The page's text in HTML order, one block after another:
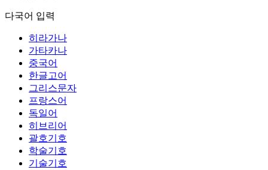
다국어 입력
히라가나
가타카나
중국어
한글고어
그리스문자
프랑스어
독일어
히브리어
괄호기호
학술기호
기술기호